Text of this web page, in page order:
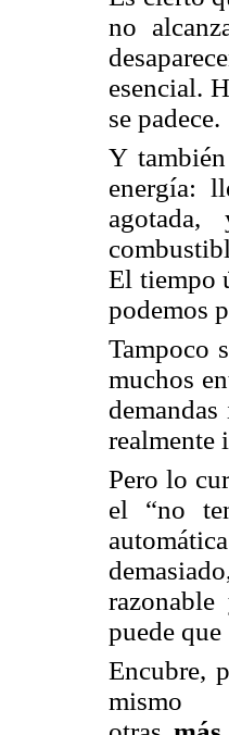
no
esencial.
se padece.
Y
energía:
El tiempo
podemos
Tampoco
muchos
realmente
Pero lo
el “no
puede
Encubre,